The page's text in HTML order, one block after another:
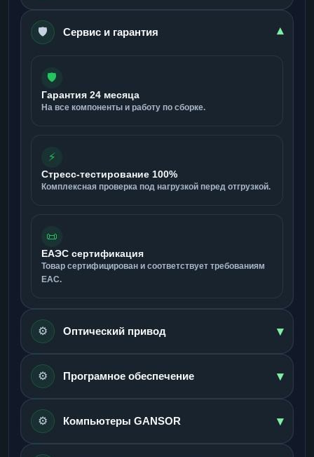
🛡️ Сервис и гарантия ▾
🛡️
Гарантия 24 месяца
На все компоненты и работу по сборке.
⚡
Стресс-тестирование 100%
Комплексная проверка под нагрузкой перед отгрузкой.
📜
ЕАЭС сертификация
Товар сертифицирован и соответствует требованиям
ЕАС.
⚙️ Оптический привод ▾
⚙️ Програмное обеспечение ▾
⚙️ Компьютеры GANSOR ▾